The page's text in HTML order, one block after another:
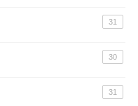
31
30
31